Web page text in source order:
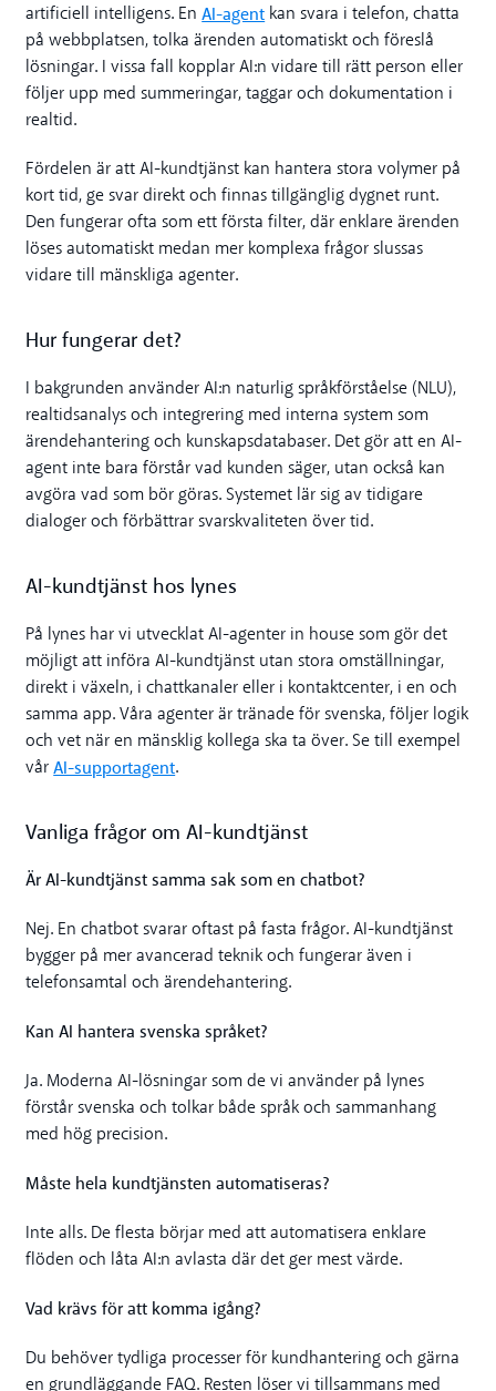
artificiell intelligens. EnAI-agent kan svara i telefon, chatta
på webbplatsen, tolka ärenden automatiskt och föreslå
lösningar. I vissa fall kopplar AI:n vidare till rätt person eller
följer upp med summeringar, taggar och dokumentation i
realtid.
Fördelen är att AI-kundtjänst kan hantera stora volymer på
kort tid, ge svar direkt och finnas tillgänglig dygnet runt.
Den fungerar ofta som ett första filter, där enklare ärenden
löses automatiskt medan mer komplexa frågor slussas
vidare till mänskliga agenter.
Hur fungerar det?
I bakgrunden använder AI:n naturlig språkförståelse (NLU),
realtidsanalys och integrering med interna system som
ärendehantering och kunskapsdatabaser. Det gör att en AI-
agent inte bara förstår vad kunden säger, utan också kan
avgöra vad som bör göras. Systemet lär sig av tidigare
dialoger och förbättrar svarskvaliteten över tid.
AI-kundtjänst hos lynes
På lynes har vi utvecklat AI-agenter in house som gör det
möjligt att införa AI-kundtjänst utan stora omställningar,
direkt i växeln, i chattkanaler eller i kontaktcenter, i en och
samma app. Våra agenter är tränade för svenska, följer logik
och vet när en mänsklig kollega ska ta över. Se till exempel
vårAI-supportagent.
Vanliga frågor om AI-kundtjänst
Är AI-kundtjänst samma sak som en chatbot?
Nej. En chatbot svarar oftast på fasta frågor. AI-kundtjänst
bygger på mer avancerad teknik och fungerar även i
telefonsamtal och ärendehantering.
Kan AI hantera svenska språket?
Ja. Moderna AI-lösningar som de vi använder på lynes
förstår svenska och tolkar både språk och sammanhang
med hög precision.
Måste hela kundtjänsten automatiseras?
Inte alls. De flesta börjar med att automatisera enklare
flöden och låta AI:n avlasta där det ger mest värde.
Vad krävs för att komma igång?
Du behöver tydliga processer för kundhantering och gärna
en grundläggande FAQ. Resten löser vi tillsammans med